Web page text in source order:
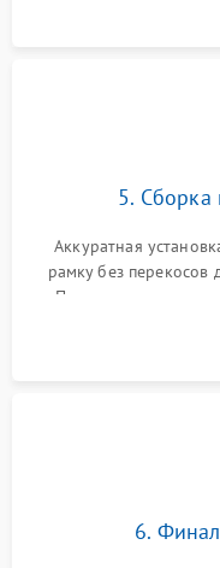
5. Сборка
Аккуратная
рамку без перекосов
Подключение
Сброс настроек и
6.